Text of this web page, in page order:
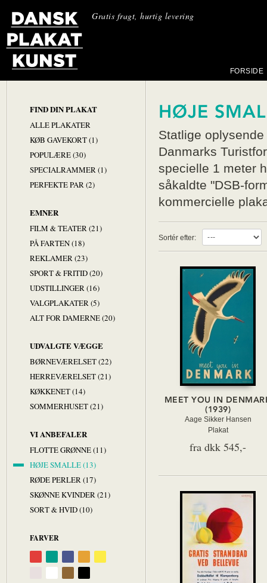
Gratis fragt, hurtig levering
FORSIDE
FIND DIN PLAKAT
ALLE PLAKATER
KØB GAVEKORT (1)
POPULÆRE (30)
SPECIALRAMMER (1)
PERFEKTE PAR (2)
EMNER
FILM & TEATER (21)
PÅ FARTEN (18)
REKLAMER (23)
SPORT & FRITID (20)
UDSTILLINGER (16)
VALGPLAKATER (5)
ALT FOR DAMERNE (20)
UDVALGTE VÆGGE
BØRNEVÆRELSET (22)
HERREVÆRELSET (21)
KØKKENET (14)
SOMMERHUSET (21)
VI ANBEFALER
FLOTTE GRØNNE (11)
HØJE SMALLE (13)
RØDE PERLER (17)
SKØNNE KVINDER (21)
SORT & HVID (10)
FARVER
HØJE
Statlige
Danmarks
specielle 1 meter
såkaldte "DSB-
kommercielle
Sortér efter:
MEET YOU IN
(1939)
Aage Sikker Hansen
Plakat
fra dkk 545,-